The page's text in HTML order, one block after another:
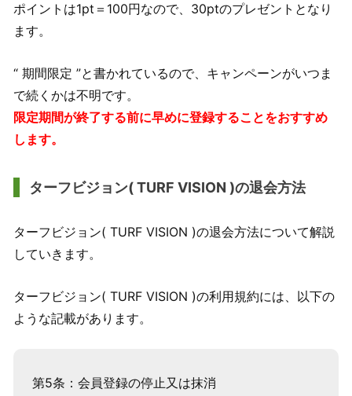
ポイントは1pt＝100円なので、30ptのプレゼントとなり
ます。
“ 期間限定 ”と書かれているので、キャンペーンがいつま
で続くかは不明です。
限定期間が終了する前に早めに登録することをおすすめ
します。
ターフビジョン( TURF VISION )の退会方法
ターフビジョン( TURF VISION )の退会方法について解説
していきます。
ターフビジョン( TURF VISION )の利用規約には、以下の
ような記載があります。
第5条：会員登録の停止又は抹消